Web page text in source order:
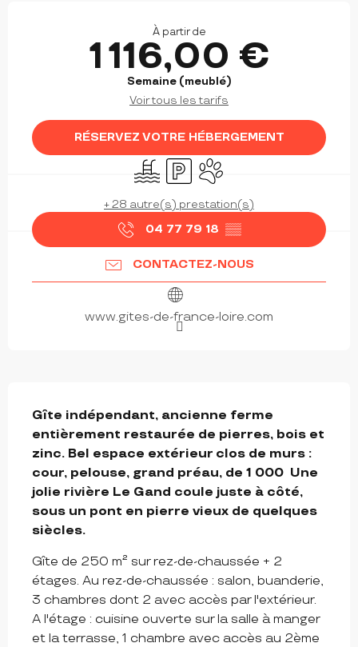
OUVERTURE ET COORDONNÉES
À partir de
1 116,00 €
Semaine (meublé)
Voir tous les tarifs
RÉSERVEZ VOTRE HÉBERGEMENT
PiscineParkingAnimaux acceptés
+ 28 autre(s) prestation(s)
04 77 79 18 ▒▒
CONTACTEZ-NOUS
www.gites-de-france-loire.com
Gîte indépendant, ancienne ferme
entièrement restaurée de pierres, bois et
zinc. Bel espace extérieur clos de murs :
cour, pelouse, grand préau, de 1 000  Une
jolie rivière Le Gand coule juste à côté,
sous un pont en pierre vieux de quelques
siècles.
Gîte de 250 m² sur rez-de-chaussée + 2
étages. Au rez-de-chaussée : salon, buanderie,
3 chambres dont 2 avec accès par l'extérieur.
A l'étage : cuisine ouverte sur la salle à manger
et la terrasse, 1 chambre avec accès au 2ème